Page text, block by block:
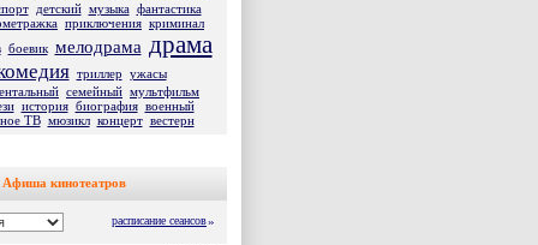
детский музыка фантастика
приключения криминал
боевик мелодрама драма
триллер ужасы
семейный мультфильм
история биография военный
ТВ мюзикл концерт вестерн
Афиша кинотеатров
»
расписание сеансов